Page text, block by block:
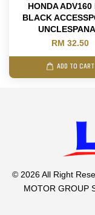
HONDA ADV160
BLACK
RM 32.50
ADD TO CART
© 2026 All Right
MOTOR GROUP